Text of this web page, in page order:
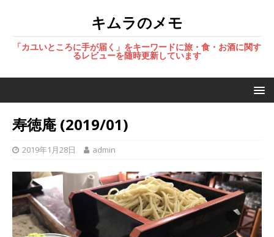
キムラのメモ
「カユいところに手が届く」をキーワードに旅・食・お酒に関す
るレビューを随時更新しています
寿徳庵 (2019/01)
2019年1月28日 admin